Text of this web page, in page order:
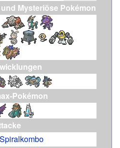
und Mysteriöse Pokémon
Pokémon